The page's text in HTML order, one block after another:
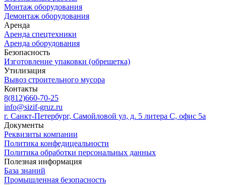
Монтаж оборудования
Демонтаж оборудования
Аренда
Аренда спецтехники
Аренда оборудования
Безопасность
Изготовление упаковки (обрешетка)
Утилизация
Вывоз строительного мусора
Контакты
8(812)660-70-25
info@sizif-gruz.ru
г. Санкт-Петербург, Самойловой ул, д. 5 литера С, офис 5а
Документы
Реквизиты компании
Политика конфедицеальности
Политика обработки персональных данных
Полезная информация
База знаний
Промышленная безопасность